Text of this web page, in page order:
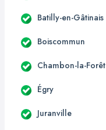
Batilly-en-Gâtinais
Boiscommun
Chambon-la-Forêt
Égry
Juranville